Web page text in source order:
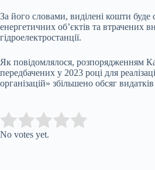
За його словами, виділені кошти
енергетичних об’єктів та втрачених
гідроелектростанції.
Як повідомлялося, розпорядженням
передбачених у 2023 році для
організацій» збільшено обсяг
Rate this item:
No votes yet.